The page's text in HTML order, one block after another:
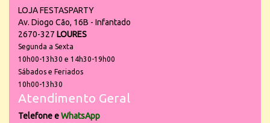
LOJA FESTASPARTY
Av. Diogo Cão, 16B - Infantado
2670-327 LOURES
Segunda a Sexta
10h00-13h30 e 14h30-19h00
Sábados e Feriados
10h00-13h30
Atendimento Geral
Telefone eWhatsApp